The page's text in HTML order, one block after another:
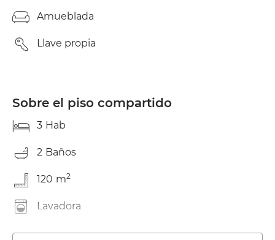
Amueblada
Llave propia
Sobre el piso compartido
3 Hab
2 Baños
120 m2
Lavadora
Ascensor